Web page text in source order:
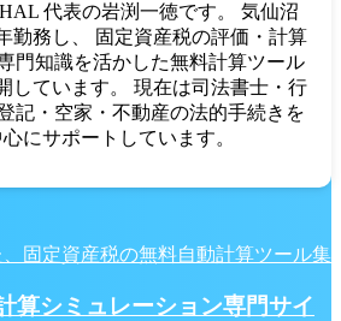
代表の岩渕一徳です。 気仙沼
勤務し、 固定資産税の評価・計算
門知識を活かした無料計算ツール
しています。 現在は司法書士・行
記・空家・不動産の法的手続きを
にサポートしています。
固定資産税の無料自動計算ツール集
算シミュレーション専門サイ